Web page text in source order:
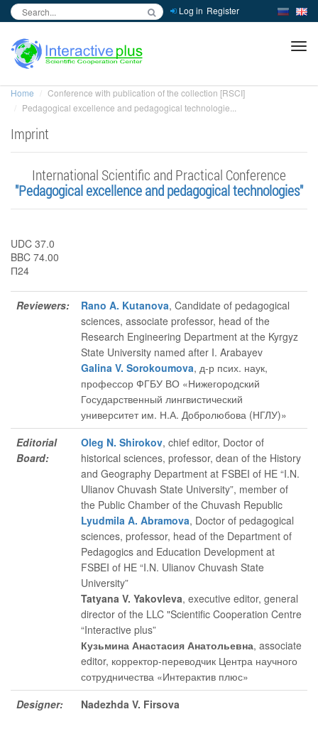
Log in Register
Home
Conference with publication of the collection [RSCI]
Pedagogical excellence and pedagogical technologie...
Imprint
International Scientific and Practical Conference
"Pedagogical excellence and pedagogical technologies"
UDC 37.0
BBC 74.00
П24
Reviewers: Rano A. Kutanova, Candidate of pedagogical
sciences, associate professor, head of the
Research Engineering Department at the Kyrgyz
State University named after I. Arabayev
Galina V. Sorokoumova, д-р псих. наук,
профессор ФГБУ ВО «Нижегородский
Государственный лингвистический
университет им. Н.А. Добролюбова (НГЛУ)»
Editorial
Board:
Oleg N. Shirokov, chief editor, Doctor of
historical sciences, professor, dean of the History
and Geography Department at FSBEI of HE “I.N.
Ulianov Chuvash State University”, member of
the Public Chamber of the Chuvash Republic
Lyudmila A. Abramova, Doctor of pedagogical
sciences, professor, head of the Department of
Pedagogics and Education Development at
FSBEI of HE “I.N. Ulianov Chuvash State
University”
Tatyana V. Yakovleva, executive editor, general
director of the LLC "Scientific Cooperation Centre
“Interactive plus”
Кузьмина Анастасия Анатольевна, associate
editor, корректор-переводчик Центра научного
сотрудничества «Интерактив плюс»
Designer:
Nadezhda V. Firsova